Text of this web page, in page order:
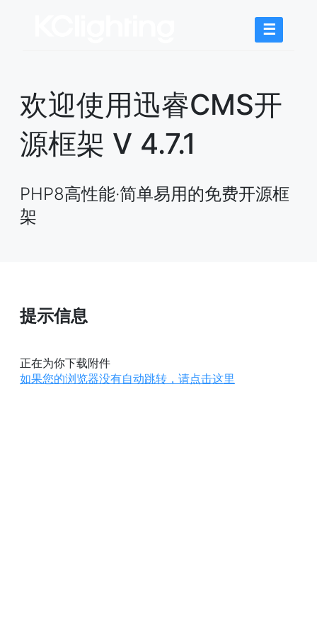
☰
欢迎使用迅睿CMS开
源框架 V 4.7.1
PHP8高性能·简单易用的免费开源框
架
提示信息
正在为你下载附件
如果您的浏览器没有自动跳转，请点击这里